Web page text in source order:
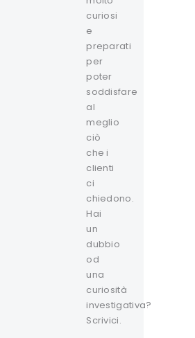
curiosi
e
preparati
per
poter
soddisfare
al
meglio
ciò
che i
clienti
ci
chiedono.
Hai
un
dubbio
od
una
curiosità
investigativa?
Scrivici.